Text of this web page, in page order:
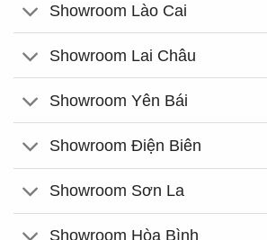
Showroom Lào Cai
Showroom Lai Châu
Showroom Yên Bái
Showroom Điện Biên
Showroom Sơn La
Showroom Hòa Bình